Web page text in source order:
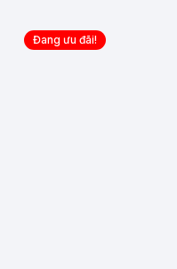
Đang ưu đãi!